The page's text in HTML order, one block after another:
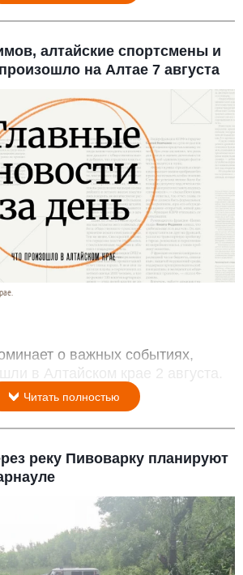
алтайские спортсмены и
на Алтае 7 августа
о важных событиях,
в Алтайском крае 2 августа.
Читать полностью
реку Пивоварку планируют